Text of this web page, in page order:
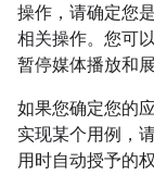
操作，请确定您
相关操作。您可
暂停媒体播放和
如果您确定您的
实现某个用例，
用时自动授予的